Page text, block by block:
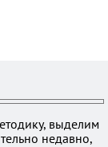
выделим
недавно,